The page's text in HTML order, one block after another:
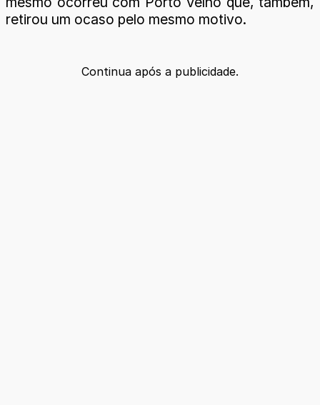
retirou um ocaso pelo mesmo motivo.
Continua após a publicidade.